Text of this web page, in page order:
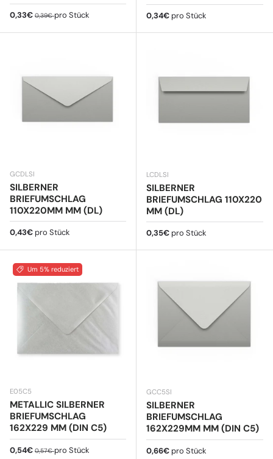
Verkaufspreis
0,33€ Normaler Preis
0,39€pro Stück Normaler Preis
0,34€ pro Stück
GCDLSI
SILBERNER
BRIEFUMSCHLAG
110X220MM MM (DL)
Normaler Preis
0,43€ pro Stück
LCDLSI
SILBERNER
BRIEFUMSCHLAG 110X220
MM (DL)
Normaler Preis
0,35€ pro Stück
Um 5% reduziert
E05C5
METALLIC SILBERNER
BRIEFUMSCHLAG
162X229 MM (DIN C5)
Verkaufspreis
0,54€ Normaler Preis
0,57€pro Stück
GCC5SI
SILBERNER
BRIEFUMSCHLAG
162X229MM MM (DIN C5)
Normaler Preis
0,66€ pro Stück